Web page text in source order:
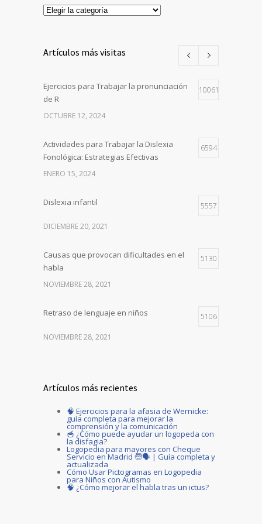
Categorías
Artículos más visitas
Ejercicios para Trabajar la pronunciación
de R
10061
OCTUBRE 12, 2024
Actividades para Trabajar la Dislexia
Fonológica: Estrategias Efectivas
6594
ENERO 15, 2024
Dislexia infantil 5557
DICIEMBRE 20, 2021
Causas que provocan dificultades en el
habla
5130
NOVIEMBRE 28, 2021
Retraso de lenguaje en niños 5106
NOVIEMBRE 28, 2021
Artículos más recientes
🧠 Ejercicios para la afasia de Wernicke:
guía completa para mejorar la
comprensión y la comunicación
🥣 ¿Cómo puede ayudar un logopeda con
la disfagia?
Logopedia para mayores con Cheque
Servicio en Madrid 🧓🗣️ | Guía completa y
actualizada
Cómo Usar Pictogramas en Logopedia
para Niños con Autismo
🧠 ¿Cómo mejorar el habla tras un ictus?